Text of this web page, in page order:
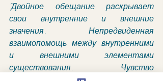
"Двойное обещание раскрывает
свои внутренние и внешние
значения. Непредвиденная
взаимопомощь между внутренними
и внешними элементами
существования. Чувство